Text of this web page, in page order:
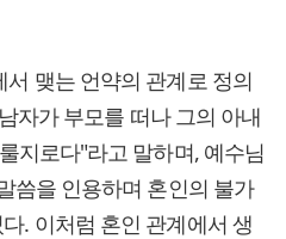
맺는 언약의 관계로 정의
자가 부모를 떠나 그의 아내
지로다"라고 말하며, 예수님
씀을 인용하며 혼인의 불가
. 이처럼 혼인 관계에서 생